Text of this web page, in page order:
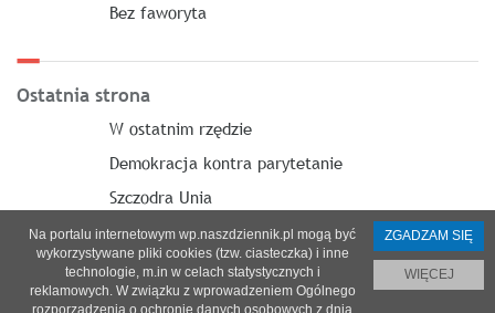
Bez faworyta
Ostatnia strona
W ostatnim rzędzie
Demokracja kontra parytetanie
Szczodra Unia
O nas| Reklama|Prenumerata|
Na portalu internetowym wp.naszdziennik.pl mogą być
wykorzystywane pliki cookies (tzw. ciasteczka) i inne
technologie, m.in w celach statystycznych i
reklamowych. W związku z wprowadzeniem Ogólnego
ZGADZAM SIĘ
WIĘCEJ